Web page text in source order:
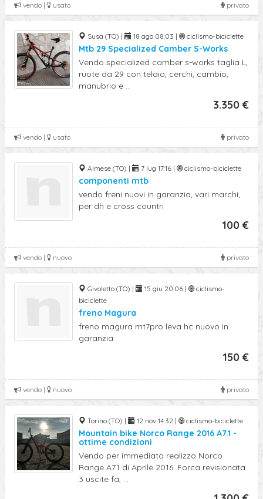
privato
vendo | usato
Susa (TO) | 18 ago 08:03 | ciclismo-biciclette
Mtb 29 Specialized Camber S-Works
Vendo specialized camber s-works taglia L,
ruote da 29 con telaio, cerchi, cambio,
manubrio e ...
3.350 €
privato
vendo | usato
Almese (TO) | 7 lug 17:16 | ciclismo-biciclette
componenti mtb
vendo freni nuovi in garanzia, vari marchi,
per dh e cross countri
100 €
privato
vendo | nuovo
Givoletto (TO) | 15 giu 20:06 |
ciclismo-
biciclette
freno Magura
freno magura mt7pro leva hc nuovo in
garanzia
150 €
privato
vendo | nuovo
Torino (TO) | 12 nov 14:32 | ciclismo-biciclette
Mountain bike Norco Range 2016 A7.1 -
ottime condizioni
Vendo per immediato realizzo Norco
Range A7.1 di Aprile 2016. Forca revisionata
3 uscite fa, ...